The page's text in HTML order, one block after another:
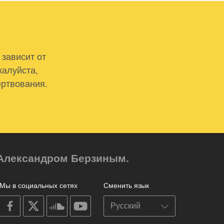
от
Берзиным.
Сменить язык
Мы в социальных сетях
on
facebook
on
on
soundcloudyoutube